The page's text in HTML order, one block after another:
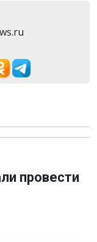
провести